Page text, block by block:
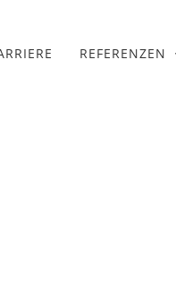
REFERENZEN